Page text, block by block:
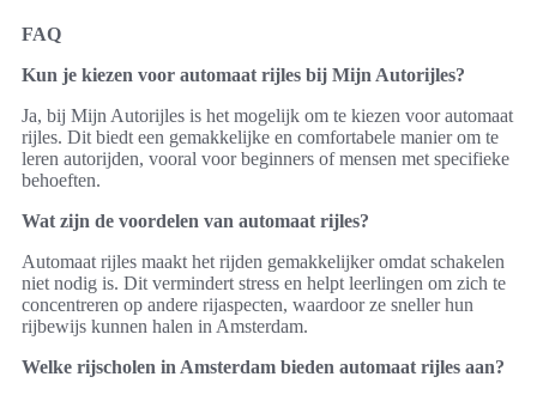
FAQ
Kun je kiezen voor automaat rijles bij Mijn Autorijles?
Ja, bij Mijn Autorijles is het mogelijk om te kiezen voor automaat
rijles. Dit biedt een gemakkelijke en comfortabele manier om te
leren autorijden, vooral voor beginners of mensen met specifieke
behoeften.
Wat zijn de voordelen van automaat rijles?
Automaat rijles maakt het rijden gemakkelijker omdat schakelen
niet nodig is. Dit vermindert stress en helpt leerlingen om zich te
concentreren op andere rijaspecten, waardoor ze sneller hun
rijbewijs kunnen halen in Amsterdam.
Welke rijscholen in Amsterdam bieden automaat rijles aan?